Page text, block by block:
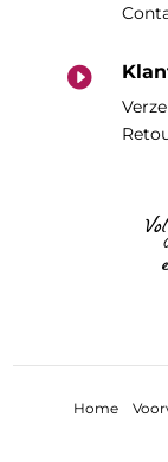

Home